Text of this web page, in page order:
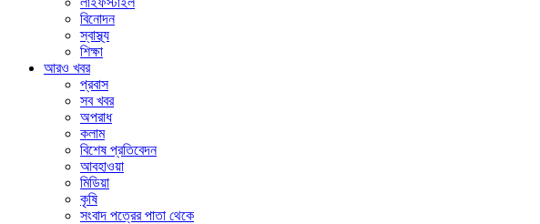
বিনোদন
স্বাস্থ্য
শিক্ষা
আরও খবর
প্রবাস
সব খবর
অপরাধ
কলাম
বিশেষ প্রতিবেদন
আবহাওয়া
মিডিয়া
কৃষি
সংবাদ পত্রের পাতা থেকে